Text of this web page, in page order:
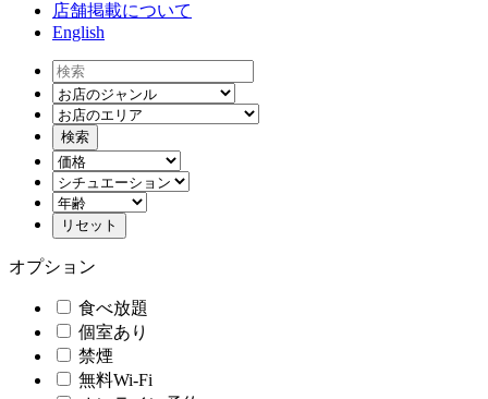
店舗掲載について
English
オプション
食べ放題
個室あり
禁煙
無料Wi-Fi